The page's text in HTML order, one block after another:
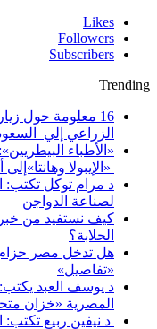
Likes
Followers
Subscribers
Trending
16 معلومة حول
الزراعي إلي
«الأطباء
«الإيبولا
د مرام توكل تكتب:
لصناعة الدواجن
كيف نستفيد من
الحلابة؟
هل تدخل مصر حزام
«تفاصيل»
د يوسف العبد
المصرية «خزان
د نيفين ربيع